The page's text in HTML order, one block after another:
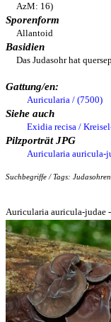
AzM: 16)
Sporenform
Allantoid
Basidien
Das Judasohr hat
Gattung/en:
Auricularia / (7500)
Siehe auch
Exidia recisa /
Pilzporträt JPG
Auricularia auricula-
Suchbegriffe / Tags: Judasohren
Auricularia auricula-judae